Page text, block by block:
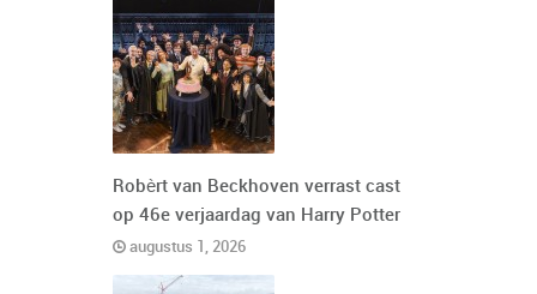
Robèrt van Beckhoven verrast cast
op 46e verjaardag van Harry Potter
augustus 1, 2026